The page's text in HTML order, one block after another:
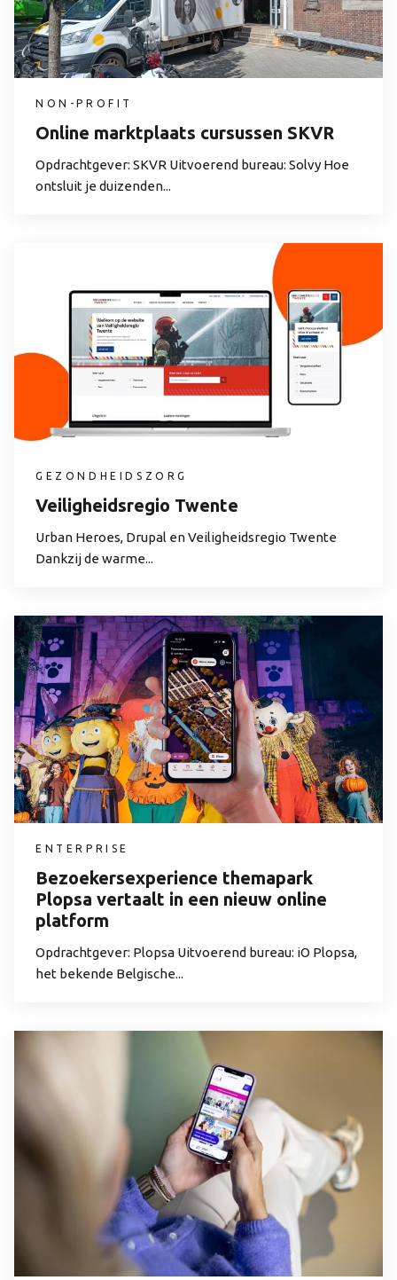
NON-PROFIT
Online marktplaats cursussen SKVR
Opdrachtgever: SKVR Uitvoerend bureau: Solvy Hoe
ontsluit je duizenden...
GEZONDHEIDSZORG
Veiligheidsregio Twente
Urban Heroes, Drupal en Veiligheidsregio Twente
Dankzij de warme...
ENTERPRISE
Bezoekersexperience themapark
Plopsa vertaalt in een nieuw online
platform
Opdrachtgever: Plopsa Uitvoerend bureau: iO Plopsa,
het bekende Belgische...